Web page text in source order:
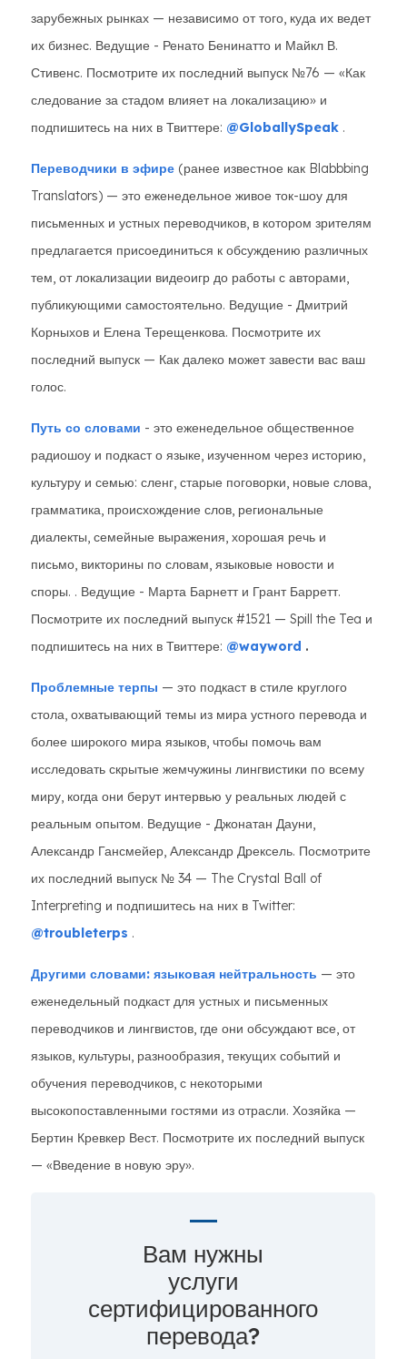
зарубежных рынках — независимо от того, куда их ведет
их бизнес. Ведущие - Ренато Бенинатто и Майкл В.
Стивенс. Посмотрите их последний выпуск №76 — «Как
следование за стадом влияет на локализацию» и
подпишитесь на них в Твиттере: @GloballySpeak .
Переводчики в эфире (ранее известное как Blabbbing
Translators) — это еженедельное живое ток-шоу для
письменных и устных переводчиков, в котором зрителям
предлагается присоединиться к обсуждению различных
тем, от локализации видеоигр до работы с авторами,
публикующими самостоятельно. Ведущие - Дмитрий
Корныхов и Елена Терещенкова. Посмотрите их
последний выпуск — Как далеко может завести вас ваш
голос.
Путь со словами - это еженедельное общественное
радиошоу и подкаст о языке, изученном через историю,
культуру и семью: сленг, старые поговорки, новые слова,
грамматика, происхождение слов, региональные
диалекты, семейные выражения, хорошая речь и
письмо, викторины по словам, языковые новости и
споры. . Ведущие - Марта Барнетт и Грант Барретт.
Посмотрите их последний выпуск #1521 — Spill the Tea и
подпишитесь на них в Твиттере: @wayword .
Проблемные терпы — это подкаст в стиле круглого
стола, охватывающий темы из мира устного перевода и
более широкого мира языков, чтобы помочь вам
исследовать скрытые жемчужины лингвистики по всему
миру, когда они берут интервью у реальных людей с
реальным опытом. Ведущие - Джонатан Дауни,
Александр Гансмейер, Александр Дрексель. Посмотрите
их последний выпуск № 34 — The Crystal Ball of
Interpreting и подпишитесь на них в Twitter:
@troubleterps .
Другими словами: языковая нейтральность — это
еженедельный подкаст для устных и письменных
переводчиков и лингвистов, где они обсуждают все, от
языков, культуры, разнообразия, текущих событий и
обучения переводчиков, с некоторыми
высокопоставленными гостями из отрасли. Хозяйка —
Бертин Кревкер Вест. Посмотрите их последний выпуск
— «Введение в новую эру».
Вам нужны
услуги
сертифицированного
перевода?